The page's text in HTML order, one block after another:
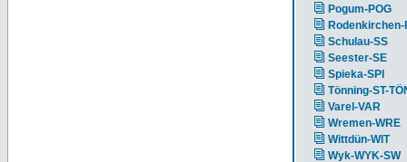
Pogum-POG
Rodenkirchen-
Schulau-SS
Seester-SE
Spieka-SPI
Tönning-ST-
Varel-VAR
Wremen-WRE
Wittdün-WIT
Wyk-WYK-SW